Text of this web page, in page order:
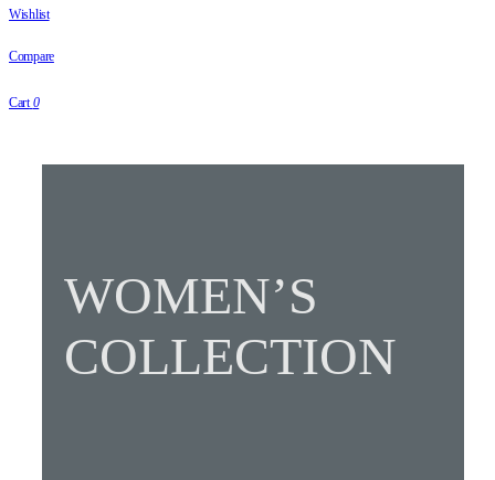
Wishlist
Compare
Cart 0
WOMEN’S
COLLECTION